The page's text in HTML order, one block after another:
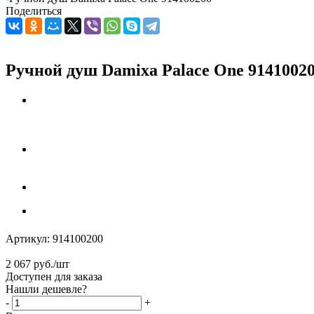
Поделиться
Ручной душ Damixa Palace One
Артикул: 914100200
2 067 руб./шт
Доступен для заказа
Нашли дешевле?
-
+